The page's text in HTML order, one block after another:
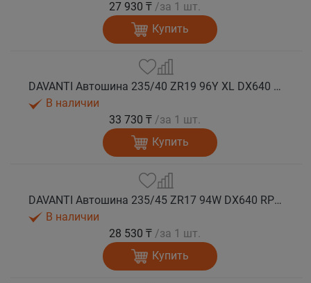
27 930 ₸ /за 1 шт.
Купить
DAVANTI Автошина 235/40 ZR19 96Y XL DX640 RPR лето
В наличии
33 730 ₸ /за 1 шт.
Купить
DAVANTI Автошина 235/45 ZR17 94W DX640 RPR лето
В наличии
28 530 ₸ /за 1 шт.
Купить